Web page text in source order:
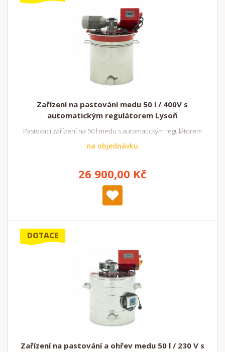
Zařízení na pastování medu 50 l / 400V s
automatickým regulátorem Lysoň
Pastovací zařízení na 50 l medu s automatickým regulátorem
na objednávku
26 900,00 Kč
DOTACE
Zařízení na pastování a ohřev medu 50 l / 230 V s